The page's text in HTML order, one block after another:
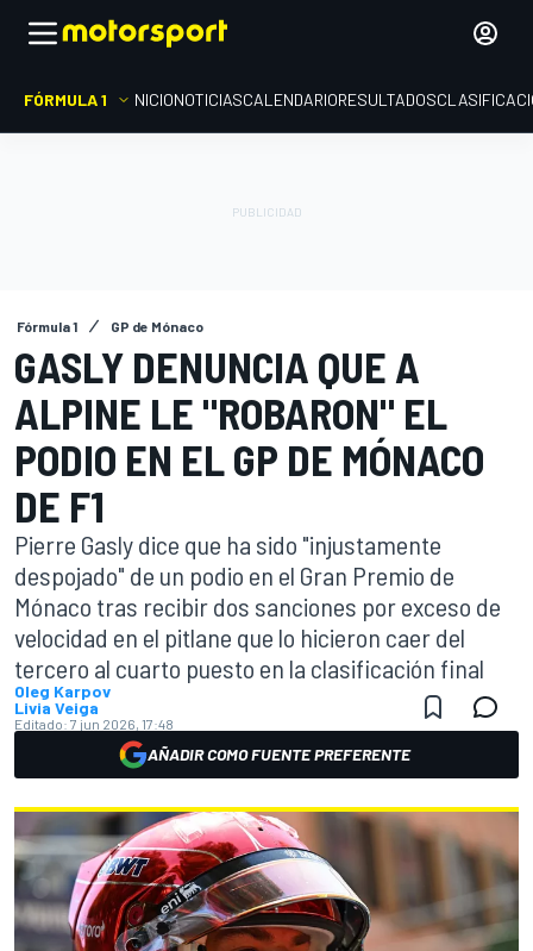
FÓRMULA 1 INICIONOTICIASCALENDARIORESULTADOS
Fórmula 1 GP de Mónaco
GASLY DENUNCIA QUE A
ALPINE LE "ROBARON" EL
PODIO EN EL GP DE MÓNACO
DE F1
Pierre Gasly dice que ha sido "injustamente
despojado" de un podio en el Gran Premio de
Mónaco tras recibir dos sanciones por exceso de
velocidad en el pitlane que lo hicieron caer del
tercero al cuarto puesto en la clasificación final
Oleg Karpov
Livia Veiga
Editado: 7 jun 2026, 17:48
AÑADIR COMO FUENTE PREFERENTE